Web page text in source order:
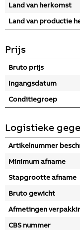
Land van herkomst
Land van productie
Prijs
Bruto prijs
Ingangsdatum
Conditiegroep
Logistieke
Artikelnummer
Minimum afname
Stapgrootte afname
Bruto gewicht
Afmetingen
CBS nummer